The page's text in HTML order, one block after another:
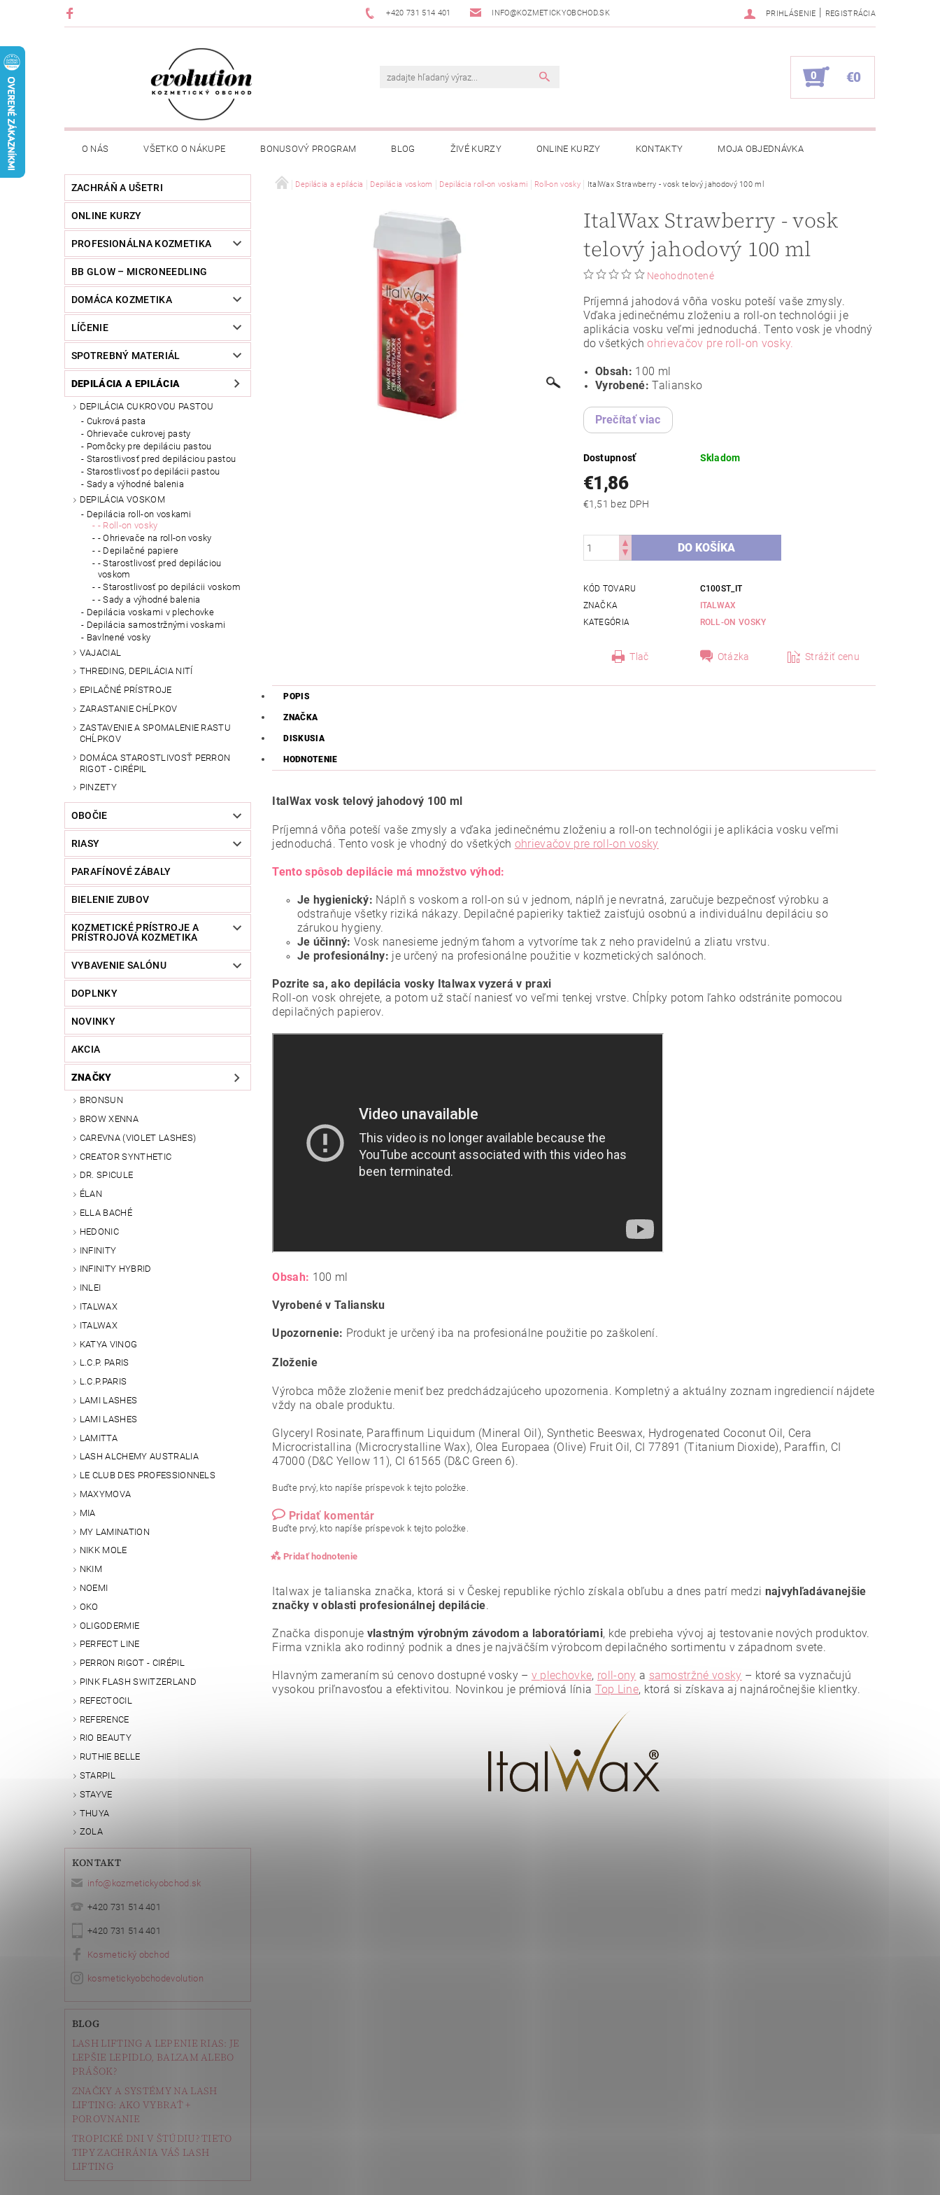
+420 731 514 401 INFO@KOZMETICKYOBCHOD.SK PRIHLÁSENIE | REGISTRÁCIA
0 €0
O NÁS VŠETKO O NÁKUPE BONUSOVÝ PROGRAM BLOG ŽIVÉ KURZY ONLINE KURZY KONTAKTY MOJA OBJEDNÁVKA
ZACHRÁŇ A UŠETRI
ONLINE KURZY
PROFESIONÁLNA KOZMETIKA
BB GLOW – MICRONEEDLING
DOMÁCA KOZMETIKA
LÍČENIE
SPOTREBNÝ MATERIÁL
DEPILÁCIA A EPILÁCIA
DEPILÁCIA CUKROVOU PASTOU
Cukrová pasta
Ohrievače cukrovej pasty
Pomôcky pre depiláciu pastou
Starostlivosť pred depiláciou pastou
Starostlivosť po depilácii pastou
Sady a výhodné balenia
DEPILÁCIA VOSKOM
Depilácia roll-on voskami
- Roll-on vosky
- Ohrievače na roll-on vosky
- Depilačné papiere
- Starostlivosť pred depiláciou
voskom
- Starostlivosť po depilácii voskom
- Sady a výhodné balenia
Depilácia voskami v plechovke
Depilácia samostržnými voskami
Bavlnené vosky
VAJACIAL
THREDING, DEPILÁCIA NITÍ
EPILAČNÉ PRÍSTROJE
ZARASTANIE CHĹPKOV
ZASTAVENIE A SPOMALENIE RASTU
CHĹPKOV
DOMÁCA STAROSTLIVOSŤ PERRON
RIGOT - CIRÉPIL
PINZETY
OBOČIE
RIASY
PARAFÍNOVÉ ZÁBALY
BIELENIE ZUBOV
KOZMETICKÉ PRÍSTROJE A
PRÍSTROJOVÁ KOZMETIKA
VYBAVENIE SALÓNU
DOPLNKY
NOVINKY
AKCIA
ZNAČKY
BRONSUN
BROW XENNA
CAREVNA (VIOLET LASHES)
CREATOR SYNTHETIC
DR. SPICULE
ÉLAN
ELLA BACHÉ
HEDONIC
INFINITY
INFINITY HYBRID
INLEI
ITALWAX
ITALWAX
KATYA VINOG
L.C.P. PARIS
L.C.P.PARIS
LAMI LASHES
LAMI LASHES
LAMITTA
LASH ALCHEMY AUSTRALIA
LE CLUB DES PROFESSIONNELS
MAXYMOVA
MIA
MY LAMINATION
NIKK MOLE
NKIM
NOEMI
OKO
OLIGODERMIE
PERFECT LINE
PERRON RIGOT - CIRÉPIL
PINK FLASH SWITZERLAND
REFECTOCIL
REFERENCE
RIO BEAUTY
RUTHIE BELLE
STARPIL
STAYVE
THUYA
ZOLA
KONTAKT
info@ kozmetickyobchod.sk
+420 731 514 401
+420 731 514 401
Kosmetický obchod
kosmetickyobchodevolution
BLOG
LASH LIFTING A LEPENIE RIAS: JE
LEPŠIE LEPIDLO, BALZAM ALEBO
PRÁŠOK?
ZNAČKY A SYSTÉMY NA LASH
LIFTING: AKO VYBRAŤ +
POROVNANIE
TROPICKÉ DNI V ŠTÚDIU? TIETO
TIPY ZACHRÁNIA VÁŠ LASH
LIFTING
Depilácia a epilácia Depilácia voskom Depilácia roll-on voskami Roll-on vosky ItalWax Strawberry - vosk telový jahodový 100 ml
ItalWax Strawberry - vosk
telový jahodový 100 ml
Neohodnotené
Príjemná jahodová vôňa vosku poteší vaše zmysly.
Vďaka jedinečnému zloženiu a roll-on technológii je
aplikácia vosku veľmi jednoduchá. Tento vosk je vhodný
do všetkýchohrievačov pre roll-on vosky.
Obsah: 100 ml
Vyrobené: Taliansko
Prečítať viac
Dostupnosť Skladom
€1,86
€1,51 bez DPH
KÓD TOVARU
C100ST_IT
ZNAČKA
ITALWAX
KATEGÓRIA
ROLL-ON VOSKY
Tlač Otázka Strážiť cenu
POPIS
ZNAČKA
DISKUSIA
HODNOTENIE
ItalWax vosk telový jahodový 100 ml
Príjemná vôňa poteší vaše zmysly a vďaka jedinečnému zloženiu a roll-on technológii je aplikácia vosku veľmi
jednoduchá. Tento vosk je vhodný do všetkých ohrievačov pre roll-on vosky
Tento spôsob depilácie má množstvo výhod:
Je hygienický: Náplň s voskom a roll-on sú v jednom, náplň je nevratná, zaručuje bezpečnosť výrobku a
odstraňuje všetky riziká nákazy. Depilačné papieriky taktiež zaisťujú osobnú a individuálnu depiláciu so
zárukou hygieny.
Je účinný:Vosk nanesieme jedným ťahom a vytvoríme tak z neho pravidelnú a zliatu vrstvu.
Je profesionálny: je určený na profesionálne použitie v kozmetických salónoch.
Pozrite sa, ako depilácia vosky Italwax vyzerá v praxi
Roll-on vosk ohrejete, a potom už stačí naniesť vo veľmi tenkej vrstve. Chĺpky potom ľahko odstránite pomocou
depilačných papierov.
Obsah: 100 ml
Vyrobené v Taliansku
Upozornenie: Produkt je určený iba na profesionálne použitie po zaškolení.
Zloženie
Výrobca môže zloženie meniť bez predchádzajúceho upozornenia. Kompletný a aktuálny zoznam ingrediencií nájdete
vždy na obale produktu.
Glyceryl Rosinate, Paraffinum Liquidum (Mineral Oil), Synthetic Beeswax, Hydrogenated Coconut Oil, Cera
Microcristallina (Microcrystalline Wax), Olea Europaea (Olive) Fruit Oil, CI 77891 (Titanium Dioxide), Paraffin, CI
47000 (D&C Yellow 11), CI 61565 (D&C Green 6).
Buďte prvý, kto napíše príspevok k tejto položke.
Pridať komentár
Buďte prvý, kto napíše príspevok k tejto položke.
Pridať hodnotenie
podmienkami ochrany osobných údajov
Italwax je talianska značka, ktorá si v Českej republike rýchlo získala obľubu a dnes patrí medzi najvyhľadávanejšie
značky v oblasti profesionálnej depilácie.
Značka disponuje vlastným výrobným závodom a laboratóriami, kde prebieha vývoj aj testovanie nových produktov.
Firma vznikla ako rodinný podnik a dnes je najväčším výrobcom depilačného sortimentu v západnom svete.
Hlavným zameraním sú cenovo dostupné vosky – v plechovke, roll-ony a samostržné vosky – ktoré sa vyznačujú
vysokou priľnavosťou a efektivitou. Novinkou je prémiová línia Top Line, ktorá si získava aj najnáročnejšie klientky.